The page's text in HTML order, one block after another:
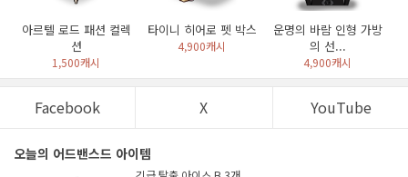
아르텔 로드 패션 컬렉
션
1,500캐시
타이니 히어로 펫 박스
4,900캐시
운명의 바람 인형 가방
의 선...
4,900캐시
Facebook X YouTube
오늘의 어드밴스드 아이템